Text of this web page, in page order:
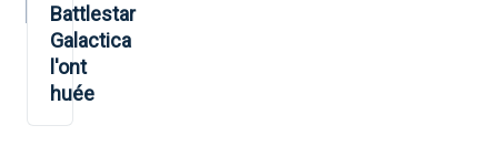
Battlestar
Galactica
l'ont
huée